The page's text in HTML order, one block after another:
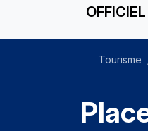
OFFICIEL
Tourisme